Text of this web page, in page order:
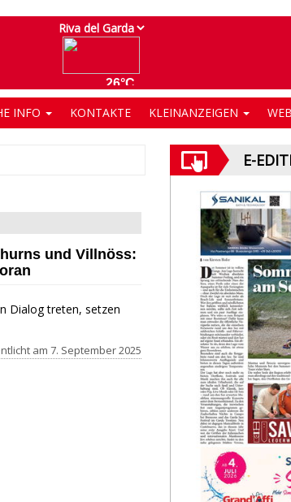
INFO KONTAKTE KLEINANZEIGEN
und Villnöss:
Dialog treten, setzen
am 7. September 2025
E-